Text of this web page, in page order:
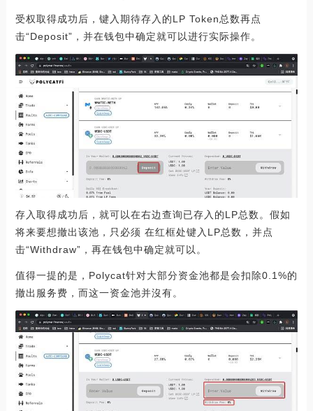
受权取得成功后，键入期待存入的LP Token总数再点
击“Deposit”，并在钱包中确定就可以进行实际操作。
存入取得成功后，就可以在右边查询已存入的LP总数。假如
将来要想撤出该池，只必须 在红框处键入LP总数，并点
击“Withdraw”，再在钱包中确定就可以。
值得一提的是，Polycat针对大部分资金池都是会扣除0.1%的
撤出服务费，而这一资金池并沒有。